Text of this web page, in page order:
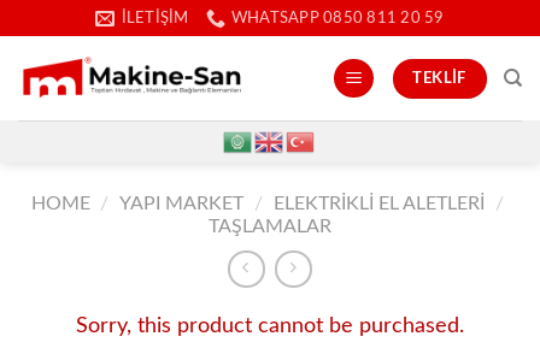
İLETIŞIM WHATSAPP 0850 811 20 59
TEKLIF
HOME / YAPI MARKET / ELEKTRIKLI EL ALETLERI
/
TAŞLAMALAR
Sorry, this product cannot be purchased.